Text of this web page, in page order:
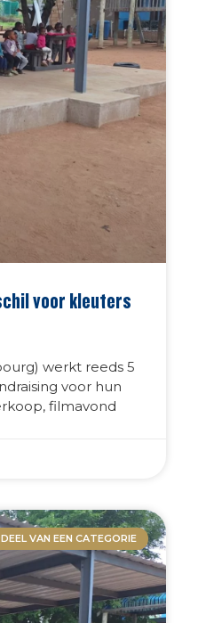
voor kleuters
werkt reeds 5
voor hun
filmavond
VAN EEN CATEGORIE